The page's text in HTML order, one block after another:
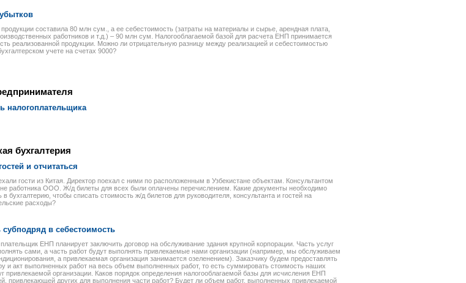
продукции составила 80 млн сум., а ее себестоимость (затраты на материалы и сырье, арендная плата,
работников и т.д.) – 90 млн сум. Налогооблагаемой базой для расчета ЕНП принимается
реализованной продукции. Можно ли отрицательную разницу между реализацией и себестоимостью
учете на счетах 9000?
налогоплательщика
бухгалтерия
и отчитаться
гости из Китая. Директор поехал с ними по расположенным в Узбекистане объектам. Консультантом
не работника ООО. Ж/д билеты для всех были оплачены перечислением. Какие документы необходимо
в бухгалтерию, чтобы списать стоимость ж/д билетов для руководителя, консультанта и гостей на
расходы?
субподряд в себестоимость
ЕНП планирует заключить договор на обслуживание здания крупной корпорации. Часть услуг
сами, а часть работ будут выполнять привлекаемые нами организации (например, мы обслуживаем
а привлекаемая организация занимается озеленением). Заказчику будем предоставлять
и акт выполненных работ на весь объем выполненных работ, то есть суммировать стоимость наших
привлекаемой организации. Каков порядок определения налогооблагаемой базы для исчисления ЕНП
привлекающей других для выполнения части работ? Будет ли объем работ, выполненных привлекаемой